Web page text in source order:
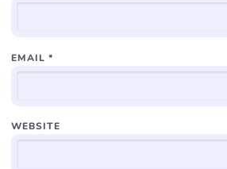
EMAIL *
WEBSITE